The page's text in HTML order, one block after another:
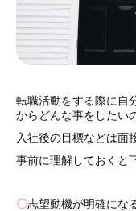
転職活動をする際に自
からどんな事をしたい
入社後の目標などは面
事前に理解しておくと
〇志望動機が明確にな